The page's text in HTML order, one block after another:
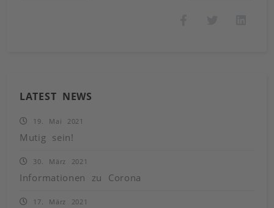
LATEST NEWS
19. Mai 2021
Mutig sein!
30. März 2021
Informationen zu Corona
17. März 2021